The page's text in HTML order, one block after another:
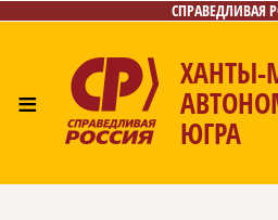
СПРАВЕДЛИВАЯ
≡
ЮГРА